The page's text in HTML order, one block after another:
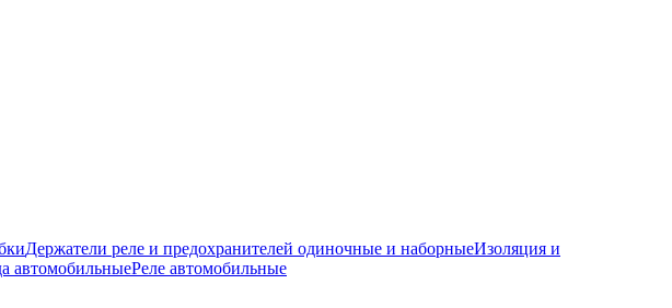
Держатели реле и предохранителей одиночные и наборныеИзоляция и
автомобильныеРеле автомобильные